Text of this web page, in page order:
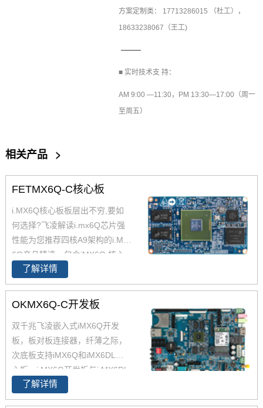
方案定制 类： 17713286015 （杜工），
18633238067（王工)
■ 实时技术支 持：
AM 9:00 —11:30，PM 13:30—17:00（周一
至周五）
相关产品 >
FETMX6Q-C核心板
i.MX6Q核心板板层出不穷,要如
何选择?飞凌解读i.mx6Q芯片强
性能为您推荐四核A9架构的i.MX
6Q产品精选，包含iMX6Q 核心
板、i.MX6Q 核心板、iMX6Q工
业级核心板，欢迎采购。 i.MX6
Q核心板基于NXP（原Freescal
处理器设计，核心板小尺寸核心
板搭配独特的薄款连接器，让设
计随心所欲！
了解详情
OKMX6Q-C开发板
双千兆飞凌嵌入式iMX6Q开发
板，板对板连接器，纤薄之际，
次底板支持iMX6Q和iMX6DL核
心板。i.MX6Q开发板与i.MX6DL
开发板资源丰富，原理图、PC
B、软件资源、硬件资源下载，
了解详情